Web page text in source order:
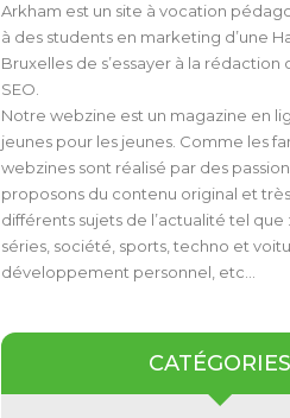
Arkham est un site à vocation
à des students en marketing d’une
Bruxelles de s’essayer à la
SEO.
Notre webzine est un magazine en
jeunes pour les jeunes. Comme les
webzines sont réalisé par des
proposons du contenu original et
différents sujets de l’actualité tel que
séries, société, sports, techno et
développement personnel, etc…
CATÉGORIES